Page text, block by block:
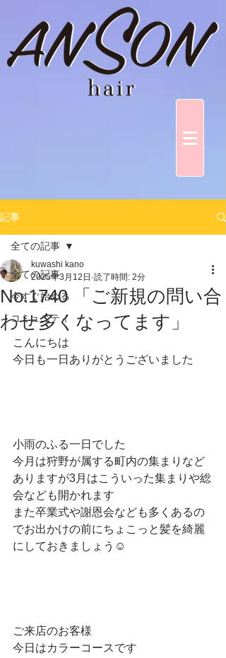
記事
全ての記事
今すぐ始める
コミュニティ
全ての記事
No.1740 「ご新規の問い合
わせ多くなってます」
kuwashi kano
2025年3月12日 読了時間: 2分
こんにちは
今日も一日ありがとうございました
小雨のふる一日でした
今月は狩野が属する町内の集まりなど
ありますが3月はこういった集まりや総
会なども開かれます
また卒業式や謝恩会なども多くあるの
でお出かけの前にちょこっと髪を綺麗
にしておきましょう☺
ご来店のお客様
今日はカラーコースです